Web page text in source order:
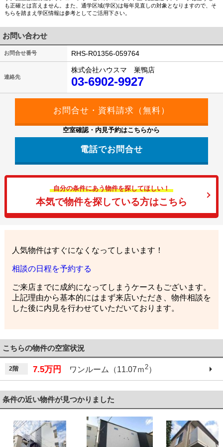
も正確とは言えません。また、通学区域(学区)は毎年見直しの対象となりますので、そ
ちらを踏まえ学区情報は参考としてご活用下さい。
お問い合わせ
お問合せ番号 RHS-R01356-059764
連絡先
株式会社ハウスマ 巣鴨店
03-6902-9927
空室確認・内見予約はこちらから
電話でお問合せ
自分の条件にあう物件を探してほしい！
本気で物件を探している方はこちら
人気物件はすぐになくなってしまいます！
相談の日程を予約する
ご来店までに成約になってしまうケースもございます。
上記理由から基本的にはまず来店いただき、物件相談を
した後に内見を行わせていただいております。
こちらの物件の空室状況
2階 7.5万円 ワンルーム（11.07ｍ 2）
条件の近い物件が見つかりました